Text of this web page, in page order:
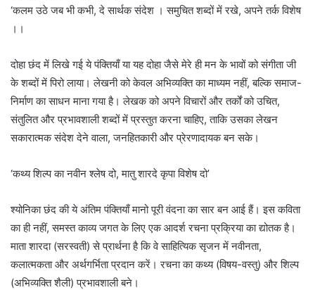
‘कलम उठे जब भी कभी, दे सार्थक संदेश । समुचित शब्दों में रखे, अपने तर्क विशेष
।।
दोहा छंद में लिखे गई ये पंक्तियाँ या यह दोहा जैसे मेरे ही मन के भावों को संगीता जी
के शब्दों में पिरो लाया। लेखनी को केवल अभिव्यक्ति का माध्यम नहीं, बल्कि समाज-
निर्माण का साधन माना गया है। लेखक को अपने विचारों और तर्कों को उचित,
संतुलित और प्रभावशाली शब्दों में प्रस्तुत करना चाहिए, ताकि उसका लेखन
सकारात्मक संदेश देने वाला, जनहितकारी और प्रेरणादायक बन सके।
‘कथ्य शिल्प का नवीन श्लेष दो, मातु शारदे कृपा विशेष दो’
श्योनिका छंद की ये अंतिम पंक्तियाँ मानो पूरी वंदना का सार बन आई हैं। इस कविता
का ही नहीं, समस्त काव्य जगत के लिए एक आदर्श रचना प्रक्रिया का द्योतक है।
माता शारदा (सरस्वती) से प्रार्थना है कि वे साहित्यिक सृजन में नवीनता,
कलात्मकता और अर्थगर्भिता प्रदान करें। रचना का कथ्य (विषय-वस्तु) और शिल्प
(अभिव्यक्ति शैली) प्रभावशाली बने।